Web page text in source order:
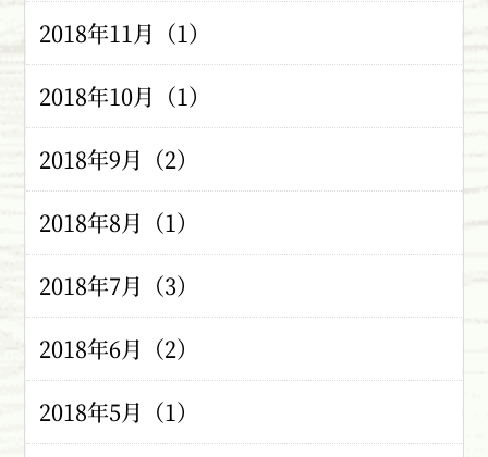
2018年11月（1）
2018年10月（1）
2018年9月（2）
2018年8月（1）
2018年7月（3）
2018年6月（2）
2018年5月（1）